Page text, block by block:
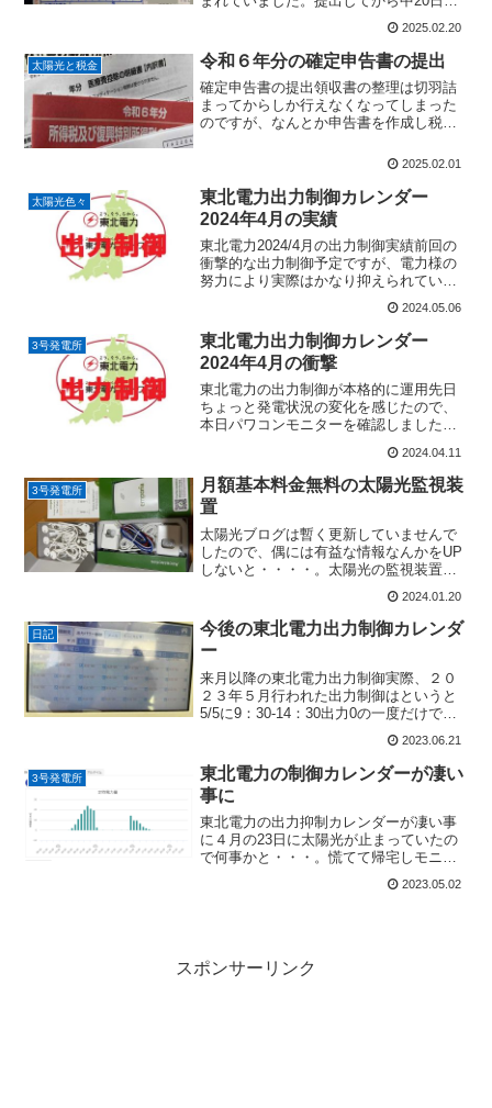
の還付金着弾です。e-TAXなら受付処理
が速いとか言われていましたが、確定申
告が込み合う前に提出した奴はかなり早
く処理されて...
2025.02.20
太陽光と税金 令和６年分の確定申告書の提出
確定申告書の提出領収書の整理は切羽詰
まってからしか行えなくなってしまった
のですが、なんとか申告書を作成し税務
ら株式投資の特定口座年間取引報告書は
要なので申告書もすっ...
2025.02.01
太陽光色々
東北電力出力制御カレンダー
2024年4月の実績
東北電力2024/4月の出力制御実績前回の
衝撃的な出力制御予定ですが、電力様の
努力により実際はかなり抑えられていま
したので、実績カレンダーを掲載しま
す。2024/4/7 10：30-12：30 抑制率
100％ 2ｈ2024/4/28 10：...
2024.05.06
3号発電所
東北電力出力制御カレンダー
2024年4月の衝撃
東北電力の出力制御が本格的に運用先日
ちょっと発電状況の変化を感じたので、
本日パワコンモニターを確認しました。
か・・・。昨年は実質2～3日あったかの
感じでしたが、今年はすでに大幅アッ
プ。ボーナスが大幅アップなら...
2024.04.11
3号発電所
月額基本料金無料の太陽光監視装
置
太陽光ブログは暫く更新していませんで
したので、偶には有益な情報なんかをUP
しないと・・・・。太陽光の監視装置が
いますが、これから設置を検討している
方は参考になる情報です。ほとんどの太
陽光監視装置は機器代金...
2024.01.20
日記
今後の東北電力出力制御カレンダ
ー
来月以降の東北電力出力制御実際、２０
２３年５月行われた出力制御はというと
5/5に9：30-14：30出力0の一度だけでし
10：30-14：30出力04/23 9：00-14：30
出力05：30分の停...
2023.06.21
3号発電所
東北電力の制御カレンダーが凄い
事に
東北電力の出力抑制カレンダーが凄い事
に４月の23日に太陽光が止まっていたの
で何事かと・・・。慌てて帰宅しモニタ
回の「田淵パワコンが停止」があったの
2023.05.02
スポンサーリンク